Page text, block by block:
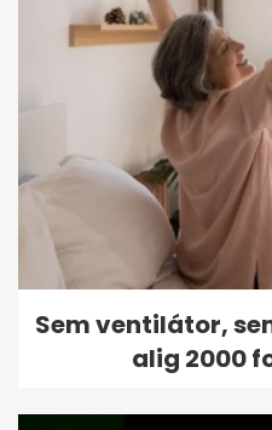
Sem ventilátor,
alig 2000